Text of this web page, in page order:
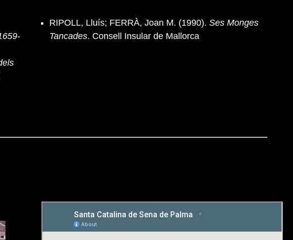
RIPOLL, Lluís; FERRÀ, Joan M. (1990). Ses Monges
Tancades. Consell Insular de Mallorca